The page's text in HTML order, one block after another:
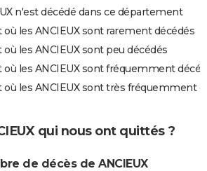
n'est décédé dans ce département
les ANCIEUX sont rarement décédés
les ANCIEUX sont peu décédés
les ANCIEUX sont fréquemment
les ANCIEUX sont très fréquemment
qui nous ont quittés ?
de décès de ANCIEUX